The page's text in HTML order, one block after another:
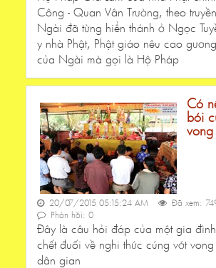
Công - Quan Vân Trường, theo
Ngài đã từng hiển thánh ở Ngọc
y nhà Phật, Phật giáo nêu cao
của Ngài mà gọi là Hộ Pháp
Có
bói
vong
20/07/2015 05:15:24 AM
Đã xem:
Phản hồi: 0
Đây là câu hỏi đáp của một gia
chết đuối về nghi thức cúng vớt
dân gian